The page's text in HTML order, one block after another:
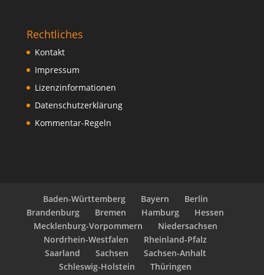
Rechtliches
Kontakt
Impressum
Lizenzinformationen
Datenschutzerklärung
Kommentar-Regeln
Baden-Württemberg Bayern
Berlin
Brandenburg
Bremen Hamburg
Hessen
Mecklenburg-Vorpommern
Niedersachsen
Nordrhein-Westfalen
Rheinland-Pfalz
Saarland
Sachsen
Sachsen-Anhalt
Schleswig-Holstein
Thüringen